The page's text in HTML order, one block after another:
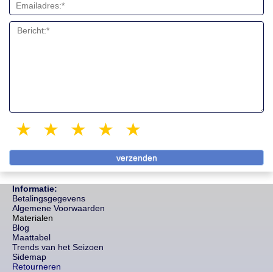
4 stars
3 stars
2 stars
1 star
Informatie:
Betalingsgegevens
Algemene Voorwaarden
Materialen
Blog
Maattabel
Trends van het Seizoen
Sidemap
Retourneren